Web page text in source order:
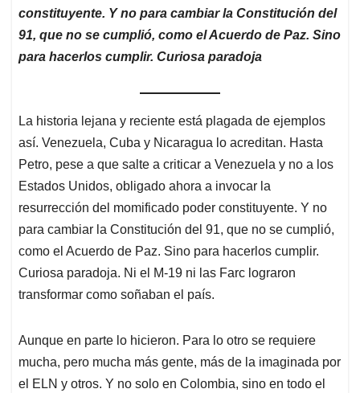
constituyente. Y no para cambiar la Constitución del
91, que no se cumplió, como el Acuerdo de Paz. Sino
para hacerlos cumplir. Curiosa paradoja
La historia lejana y reciente está plagada de ejemplos
así. Venezuela, Cuba y Nicaragua lo acreditan. Hasta
Petro, pese a que salte a criticar a Venezuela y no a los
Estados Unidos, obligado ahora a invocar la
resurrección del momificado poder constituyente. Y no
para cambiar la Constitución del 91, que no se cumplió,
como el Acuerdo de Paz. Sino para hacerlos cumplir.
Curiosa paradoja. Ni el M-19 ni las Farc lograron
transformar como soñaban el país.
Aunque en parte lo hicieron. Para lo otro se requiere
mucha, pero mucha más gente, más de la imaginada por
el ELN y otros. Y no solo en Colombia, sino en todo el